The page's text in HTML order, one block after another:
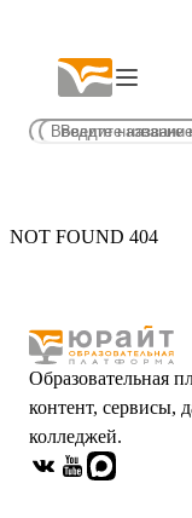
NOT FOUND 404
Образовательная
контент, сервисы,
колледжей.